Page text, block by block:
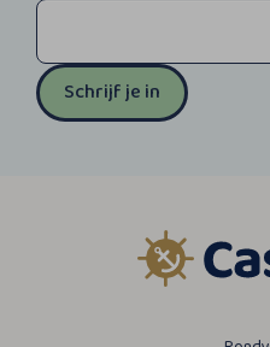
Schrijf je in